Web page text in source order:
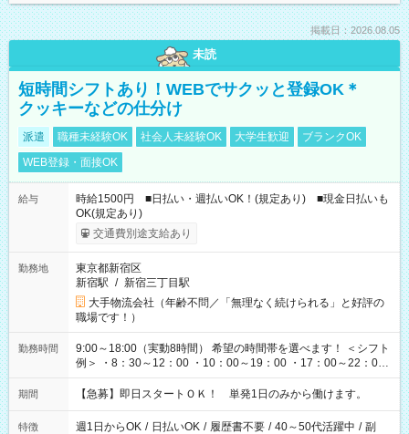
掲載日：2026.08.05
未読
短時間シフトあり！WEBでサクッと登録OK＊
クッキーなどの仕分け
派遣 職種未経験OK 社会人未経験OK 大学生歓迎
ブランクOK
WEB登録・面接OK
給与
時給1500円 ■日払い・週払いOK！(規定あり) ■現金日払いも
OK(規定あり)
交通費別途支給あり
勤務地
東京都新宿区
新宿駅 / 新宿三丁目駅
大手物流会社（年齢不問／「無理なく続けられる」と好評の
職場です！）
勤務時間
9:00～18:00（実動8時間） 希望の時間帯を選べます！ ＜シフト
例＞ ・8：30～12：00 ・10：00～19：00 ・17：00～22：00
・13：00～22：00 ・22：00～翌6：00 など
期間 【急募】即日スタートＯＫ！ 単発1日のみから働けます。
特徴 週1日からOK / 日払いOK / 履歴書不要 / 40～50代活躍中 / 副